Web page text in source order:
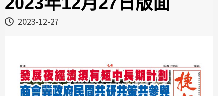
2023-12-27